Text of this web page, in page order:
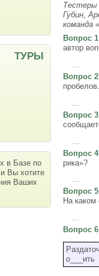
Тестеры
Губин,
команда
Вопрос 1
автор
Вопрос 2
пробелов.
Вопрос 3
Вопрос 4
рика»?
...
Вопрос 5
На каком
...
Вопрос 6
о___ить
ТУРЫ
в Базе по
Вы хотите
Ваших